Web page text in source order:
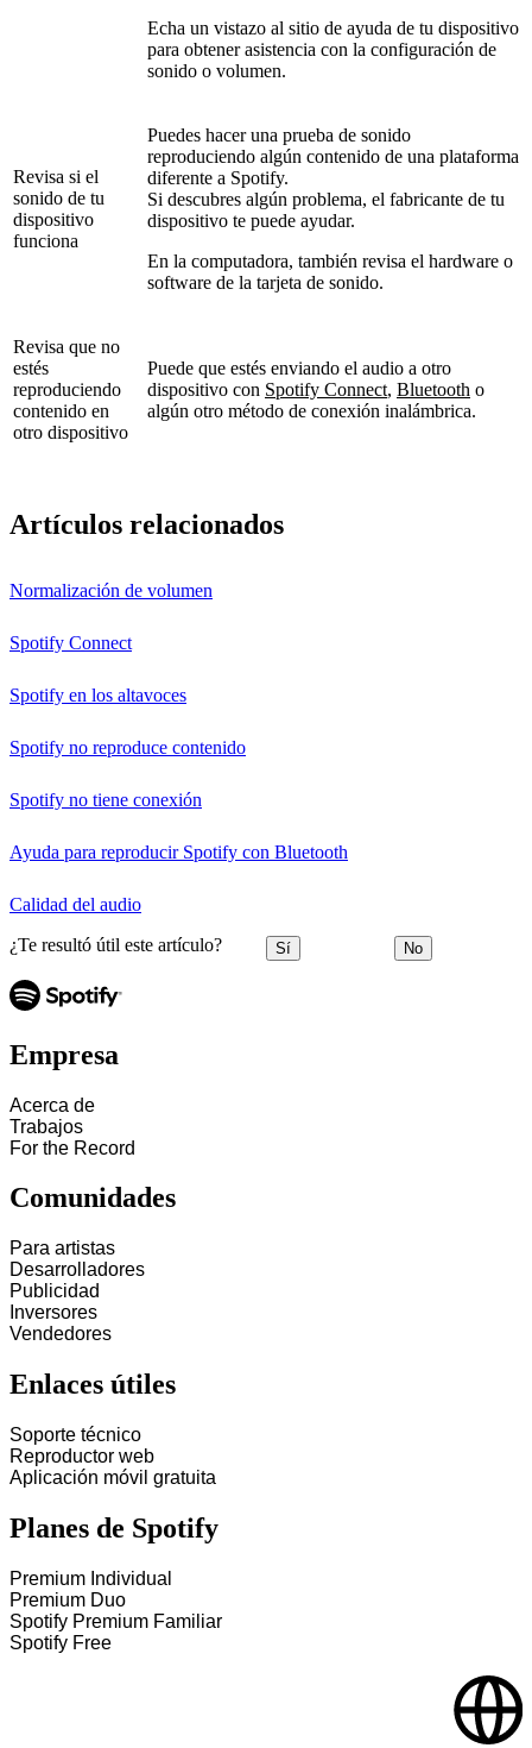
Echa un vistazo al sitio de ayuda de tu dispositivo
para obtener asistencia con la configuración de
sonido o volumen.
Revisa si el
sonido de tu
dispositivo
funciona
Puedes hacer una prueba de sonido
reproduciendo algún contenido de una plataforma
diferente a Spotify.
Si descubres algún problema, el fabricante de tu
dispositivo te puede ayudar.
En la computadora, también revisa el hardware o
software de la tarjeta de sonido.
Revisa que no
estés
reproduciendo
contenido en
otro dispositivo
Puede que estés enviando el audio a otro
dispositivo con Spotify Connect, Bluetooth o
algún otro método de conexión inalámbrica.
Artículos relacionados
Normalización de volumen
Spotify Connect
Spotify en los altavoces
Spotify no reproduce contenido
Spotify no tiene conexión
Ayuda para reproducir Spotify con Bluetooth
Calidad del audio
¿Te resultó útil este artículo? Sí No
Empresa
Acerca de
Trabajos
For the Record
Comunidades
Para artistas
Desarrolladores
Publicidad
Inversores
Vendedores
Enlaces útiles
Soporte técnico
Reproductor web
Aplicación móvil gratuita
Planes de Spotify
Premium Individual
Premium Duo
Spotify Premium Familiar
Spotify Free